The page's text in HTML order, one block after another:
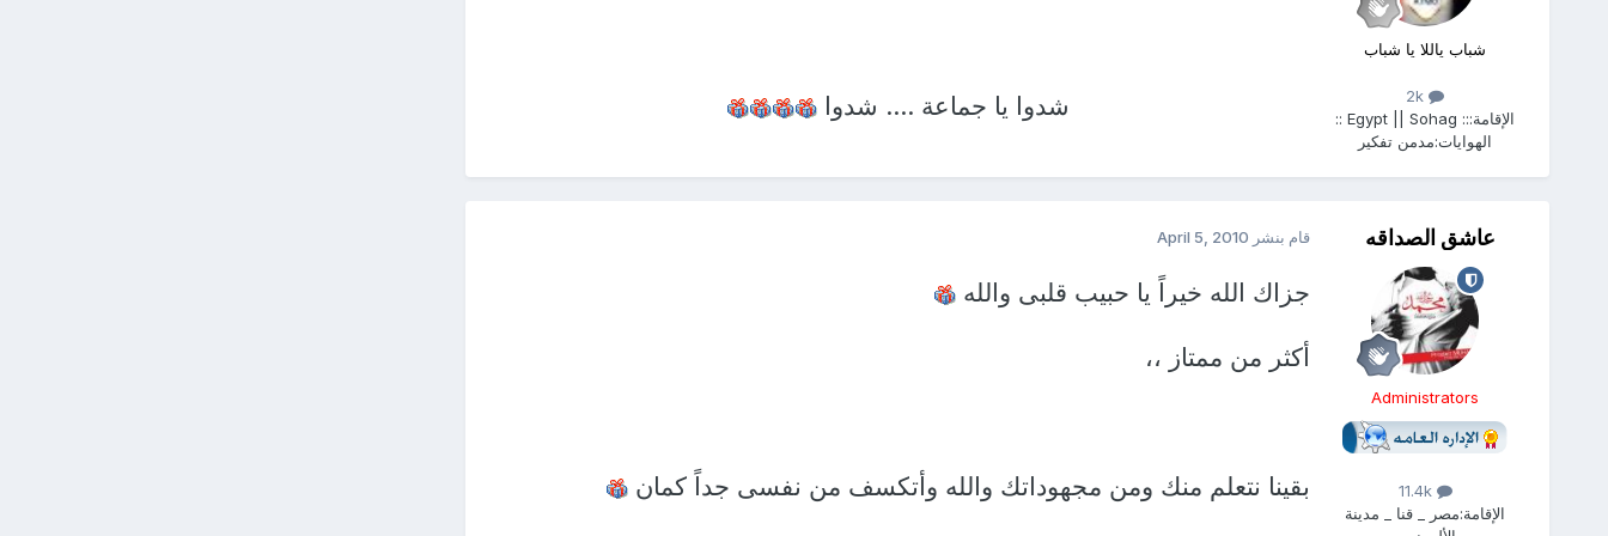
شباب ياللا يا شباب
2k
الإقامة::: Egypt || Sohag ::
الهوايات:مدمن تفكير
شدوا يا جماعة .... شدوا
عاشق الصداقه
Administrators
11.4k
الإقامة:مصر _ قنا _ مدينة
قام بنشر April 5, 2010
جزاك الله خيراً يا حبيب قلبى والله
أكثر من ممتاز ،،
بقينا نتعلم منك ومن مجهوداتك والله وأتكسف من نفسى جداً كمان